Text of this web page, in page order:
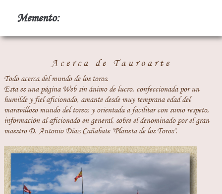
Memento:
Acerca de Tauroarte
Todo acerca del mundo de los toros.
Esta es una página Web sin ánimo de lucro, confeccionada por un
humilde y fiel aficionado, amante desde muy temprana edad del
maravilloso mundo del toreo; y orientada a facilitar con sumo respeto,
información al aficionado en general, sobre el denominado por el gran
maestro D. Antonio Díaz Cañabate "Planeta de los Toros".